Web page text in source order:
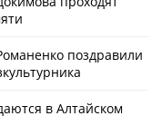
поздравили
в Алтайском